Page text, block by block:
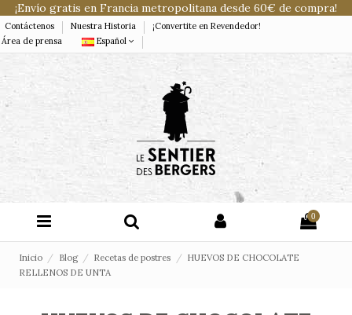
¡Envío gratis en Francia metropolitana desde 60€ de compra!
Contáctenos Nuestra Historia
¡Convertite en Revendedor!
Área de prensa
Español
0
Inicio Blog Recetas de postres
HUEVOS DE CHOCOLATE
RELLENOS DE UNTA